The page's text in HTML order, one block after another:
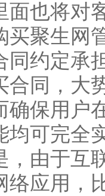
面也将对
买聚生网
同约定承
合同，大
确保用户
均可完全
，由于互
络应用，